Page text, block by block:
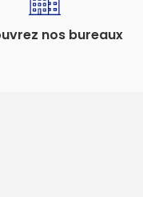
nos bureaux